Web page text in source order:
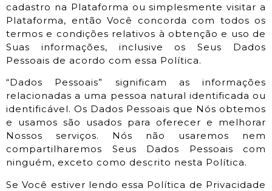
cadastro na Plataforma ou simplesmente visitar a
Plataforma, então Você concorda com todos os
termos e condições relativos à obtenção e uso de
Suas informações, inclusive os Seus Dados
Pessoais de acordo com essa Política.
“Dados Pessoais” significam as informações
relacionadas a uma pessoa natural identificada ou
identificável. Os Dados Pessoais que Nós obtemos
e usamos são usados para oferecer e melhorar
Nossos serviços. Nós não usaremos nem
compartilharemos Seus Dados Pessoais com
ninguém, exceto como descrito nesta Política.
Se Você estiver lendo essa Política de Privacidade